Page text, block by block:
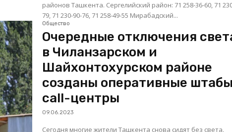
районов Ташкента. Сергелийский район: 71 258-36-60, 71 230-90-
79, 71 230-90-76, 71 258-49-55 Мирабадский...
Общество
Очередные отключения
в Чиланзарском и
Шайхонтохурском районе
созданы оперативные
call-центры
09.06.2023
Сегодня многие жители Ташкента снова сидят без света.